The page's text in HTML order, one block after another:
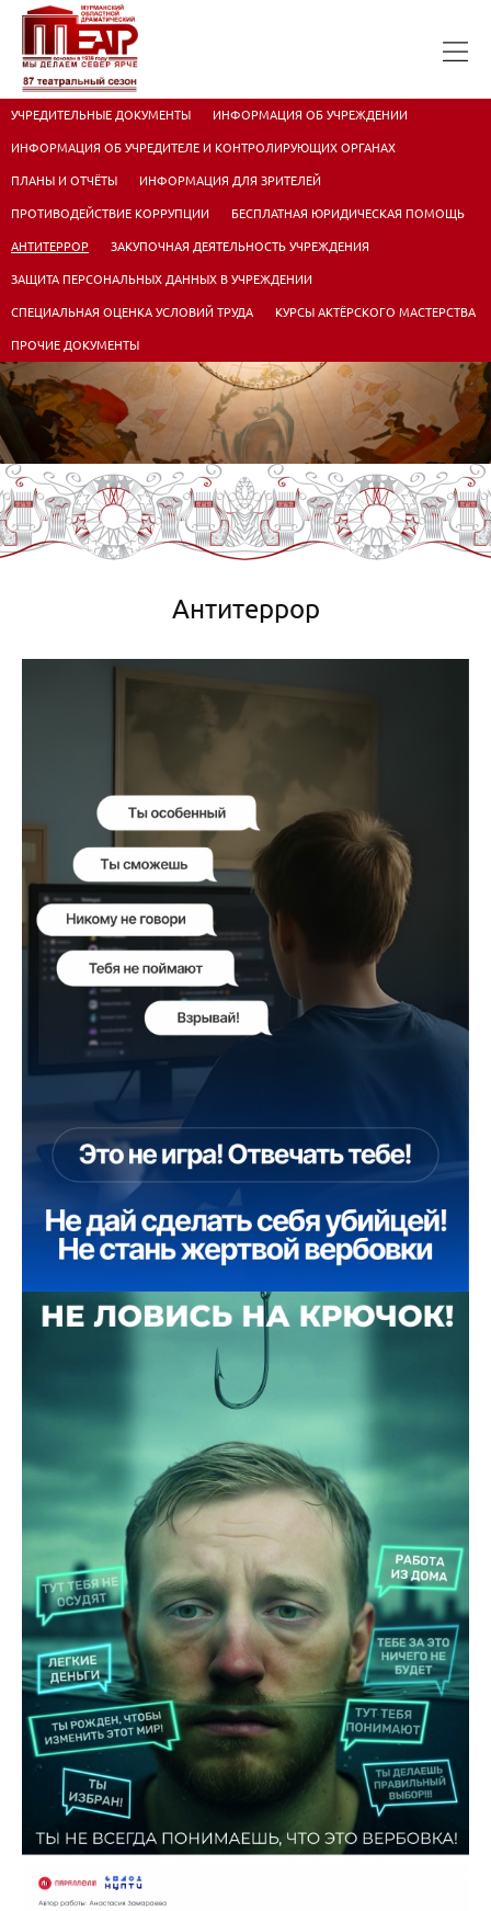
УЧРЕДИТЕЛЬНЫЕ ДОКУМЕНТЫ ИНФОРМАЦИЯ ОБ УЧРЕЖДЕНИИ
ИНФОРМАЦИЯ ОБ УЧРЕДИТЕЛЕ И КОНТРОЛИРУЮЩИХ ОРГАНАХ
ПЛАНЫ И ОТЧЁТЫ ИНФОРМАЦИЯ ДЛЯ ЗРИТЕЛЕЙ
ПРОТИВОДЕЙСТВИЕ КОРРУПЦИИ БЕСПЛАТНАЯ ЮРИДИЧЕСКАЯ ПОМОЩЬ
АНТИТЕРРОР ЗАКУПОЧНАЯ ДЕЯТЕЛЬНОСТЬ УЧРЕЖДЕНИЯ
ЗАЩИТА ПЕРСОНАЛЬНЫХ ДАННЫХ В УЧРЕЖДЕНИИ
СПЕЦИАЛЬНАЯ ОЦЕНКА УСЛОВИЙ ТРУДА КУРСЫ АКТЁРСКОГО МАСТЕРСТВА
ПРОЧИЕ ДОКУМЕНТЫ
Антитеррор